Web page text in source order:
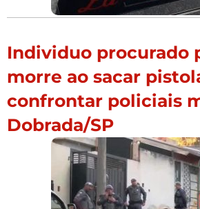
Individuo procurado
morre ao sacar
confrontar policiais
Dobrada/SP